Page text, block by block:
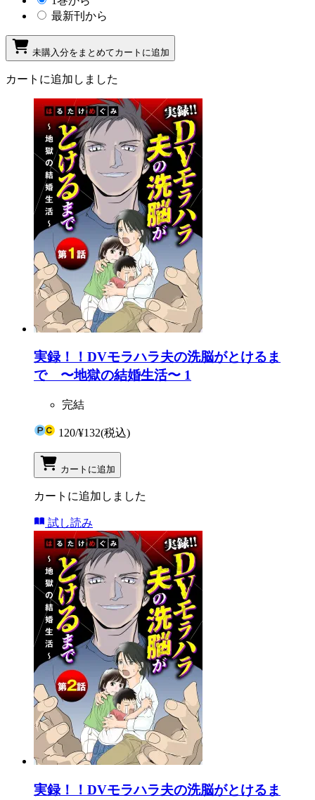
最新刊から
未購入分をまとめてカートに追加
カートに追加しました
実録！！DVモラハラ夫の洗脳がとけるま
で 〜地獄の結婚生活〜 1
完結
120/¥132(税込)
カートに追加
カートに追加しました
試し読み
実録！！DVモラハラ夫の洗脳がとけるま